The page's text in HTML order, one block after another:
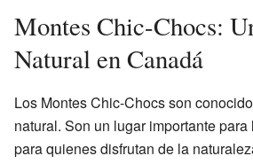
Montes Chic-Chocs:
Natural en Canadá
Los Montes Chic-Chocs son
natural. Son un lugar importante
para quienes disfrutan de la